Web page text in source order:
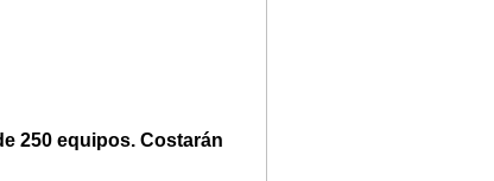
250 equipos. Costarán